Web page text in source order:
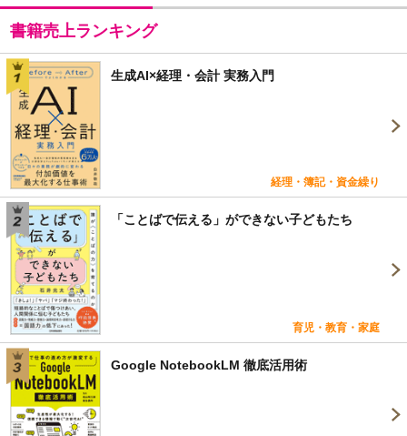
書籍売上ランキング
生成AI×経理・会計 実務入門
経理・簿記・資金繰り
「ことばで伝える」ができない子どもたち
育児・教育・家庭
Google NotebookLM 徹底活用術